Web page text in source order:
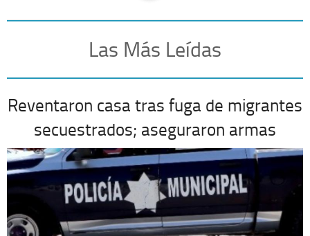
Las Más Leídas
Reventaron casa tras fuga de migrantes
secuestrados; aseguraron armas